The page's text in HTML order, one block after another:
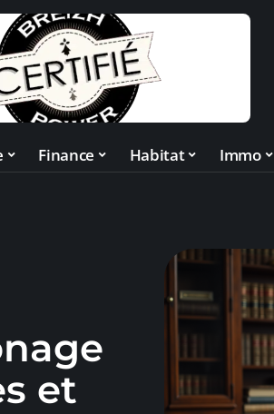
Finance Habitat Immo
et